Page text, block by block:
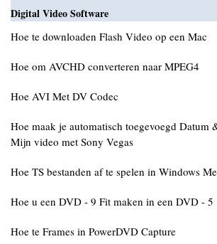
Digital Video Software
Hoe te downloaden Flash Video op een Mac
Hoe om AVCHD converteren naar MPEG4
Hoe AVI Met DV Codec
Hoe maak je automatisch toegevoegd Datum
Mijn video met Sony Vegas
Hoe TS bestanden af ​​te spelen in Windows
Hoe u een DVD - 9 Fit maken in een DVD - 5
Hoe te Frames in PowerDVD Capture